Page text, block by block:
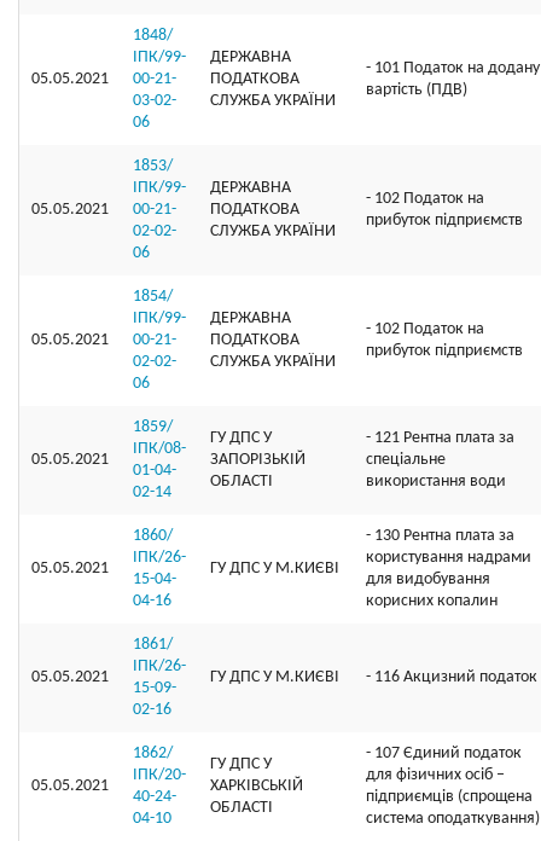
05.05.2021
1848/
ІПК/99-
00-21-
03-02-
06
ДЕРЖАВНА
ПОДАТКОВА
СЛУЖБА УКРАЇНИ
- 101 Податок на додану
вартість (ПДВ)
05.05.2021
1853/
ІПК/99-
00-21-
02-02-
06
ДЕРЖАВНА
ПОДАТКОВА
СЛУЖБА УКРАЇНИ
- 102 Податок на
прибуток підприємств
05.05.2021
1854/
ІПК/99-
00-21-
02-02-
06
ДЕРЖАВНА
ПОДАТКОВА
СЛУЖБА УКРАЇНИ
- 102 Податок на
прибуток підприємств
05.05.2021
1859/
ІПК/08-
01-04-
02-14
ГУ ДПС У
ЗАПОРІЗЬКІЙ
ОБЛАСТІ
- 121 Рентна плата за
спеціальне
використання води
05.05.2021
1860/
ІПК/26-
15-04-
04-16
ГУ ДПС У М.КИЄВІ
- 130 Рентна плата за
користування надрами
для видобування
корисних копалин
05.05.2021
1861/
ІПК/26-
15-09-
02-16
ГУ ДПС У М.КИЄВІ - 116 Акцизний податок
05.05.2021
1862/
ІПК/20-
40-24-
04-10
ГУ ДПС У
ХАРКІВСЬКІЙ
ОБЛАСТІ
- 107 Єдиний податок
для фізичних осіб –
підприємців (спрощена
система оподаткування)